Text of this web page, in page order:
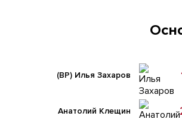
Илья Захаров
(ВР)
Анатолий Клещин